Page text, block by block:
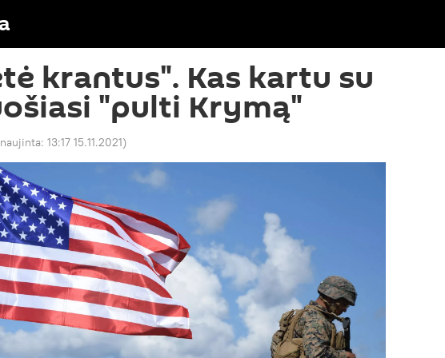
krantus". Kas kartu su
"pulti Krymą"
13:17 15.11.2021)